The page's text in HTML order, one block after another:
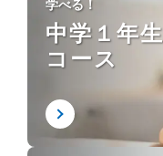
学べる！
中学１年生
コース